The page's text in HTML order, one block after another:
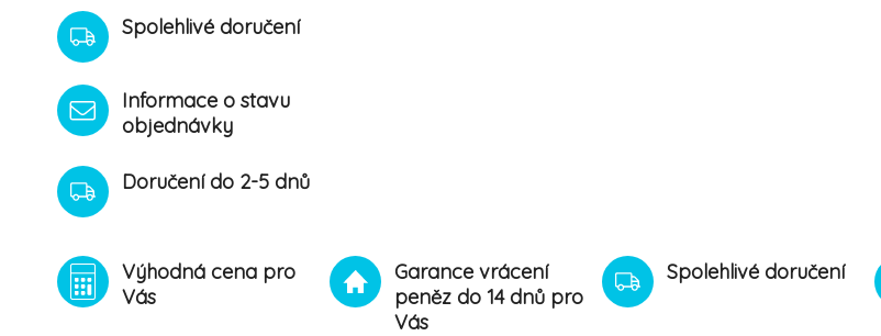
Spolehlivé doručení
Informace o stavu
objednávky
Doručení do 2-5 dnů
Výhodná cena pro
Vás
Garance vrácení
peněz do 14 dnů pro
Vás
Spolehlivé doručení